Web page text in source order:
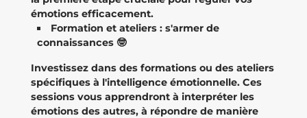
émotions efficacement.
Formation et ateliers : s'armer de
connaissances 🤓
Investissez dans des formations ou des ateliers
spécifiques à l'intelligence émotionnelle. Ces
sessions vous apprendront à interpréter les
émotions des autres, à répondre de manière